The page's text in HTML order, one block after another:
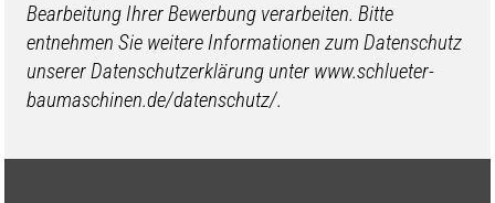
Bearbeitung Ihrer Bewerbung verarbeiten. Bitte
entnehmen Sie weitere Informationen zum Datenschutz
unserer Datenschutzerklärung unter www.schlueter-
baumaschinen.de/datenschutz/.